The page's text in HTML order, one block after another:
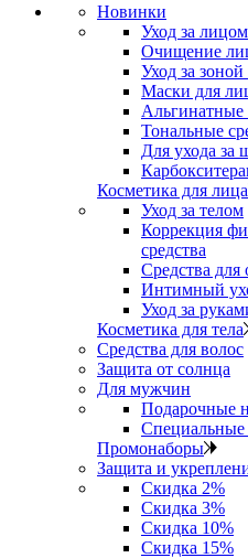
Новинки
Уход за лицом
Очищение
Уход за зоной
Маски для
Альгинатные
Тональные
Для ухода за
Косметика для лица
Уход за телом
Коррекция
средства
Средства для
Интимный
Уход за
Косметика для тела
Средства для волос
Защита от солнца
Для мужчин
Подарочные
Промонаборы
Защита и
Скидка 2%
Скидка 3%
Скидка 10%
Скидка 15%